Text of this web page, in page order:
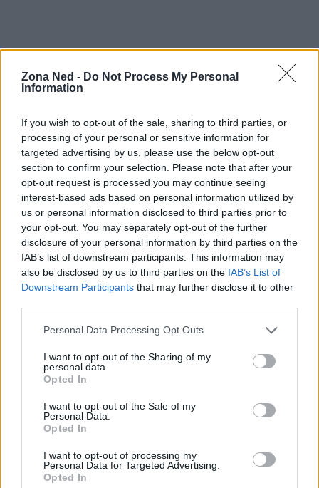
Zona Ned - Do Not Process My Personal
Information
If you wish to opt-out of the sale, sharing to third parties, or
processing of your personal or sensitive information for
targeted advertising by us, please use the below opt-out
section to confirm your selection. Please note that after your
opt-out request is processed you may continue seeing
interest-based ads based on personal information utilized by
us or personal information disclosed to third parties prior to
your opt-out. You may separately opt-out of the further
disclosure of your personal information by third parties on the
IAB’s list of downstream participants. This information may
also be disclosed by us to third parties on the IAB’s List of
Downstream Participants that may further disclose it to other
Please note that this website/app uses one or more Google
not limited to your visit or usage behaviour. You may click to
grant or deny consent to Google and its third-party tags to
use your data for below specified purposes in below Google
consent section.
Personal Data Processing Opt Outs
I want to opt-out of the Sharing of my
personal data.
Opted In
I want to opt-out of the Sale of my
Personal Data.
Opted In
I want to opt-out of processing my
Personal Data for Targeted Advertising.
Opted In
AUTORE
Staff